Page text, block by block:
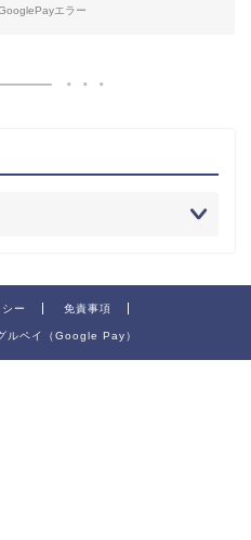
エラー
ー 免責事項
ペイ（Google Pay）